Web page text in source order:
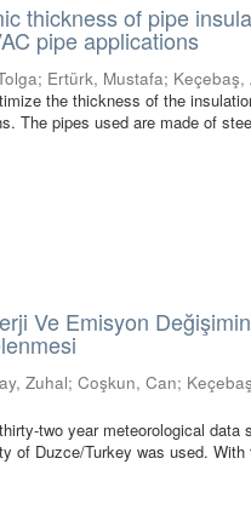
thickness of pipe
pipe applications
; Ertürk, Mustafa; Keçebaş,
the thickness of the
The pipes used are made of
Ve Emisyon
Zuhal;Coşkun, Can;
two year meteorological
of Duzce/Turkey was used.